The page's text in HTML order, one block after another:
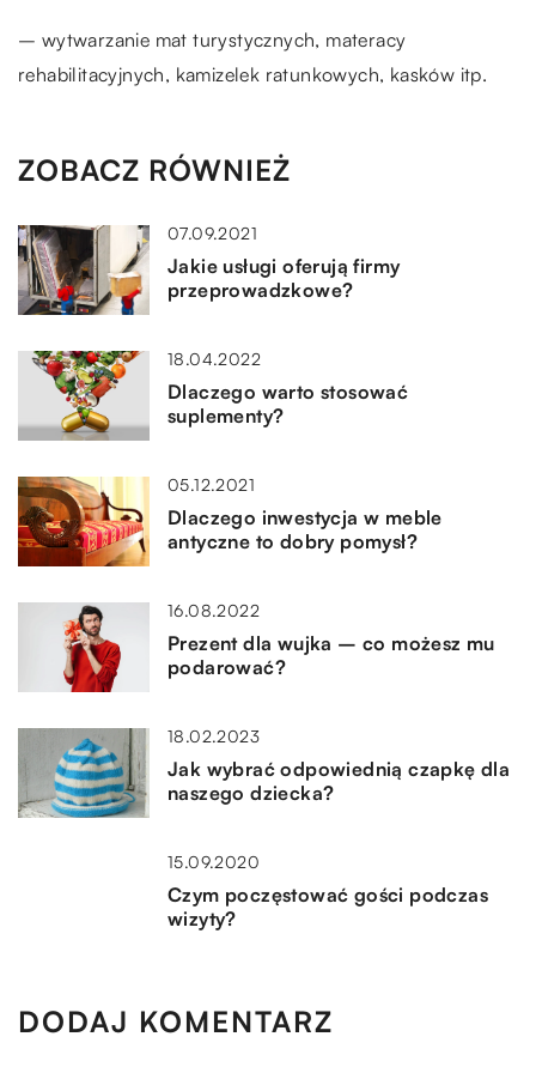
– wytwarzanie mat turystycznych, materacy
rehabilitacyjnych, kamizelek ratunkowych, kasków itp.
ZOBACZ RÓWNIEŻ
07.09.2021
Jakie usługi oferują firmy
przeprowadzkowe?
18.04.2022
Dlaczego warto stosować
suplementy?
05.12.2021
Dlaczego inwestycja w meble
antyczne to dobry pomysł?
16.08.2022
Prezent dla wujka – co możesz mu
podarować?
18.02.2023
Jak wybrać odpowiednią czapkę dla
naszego dziecka?
15.09.2020
Czym poczęstować gości podczas
wizyty?
DODAJ KOMENTARZ